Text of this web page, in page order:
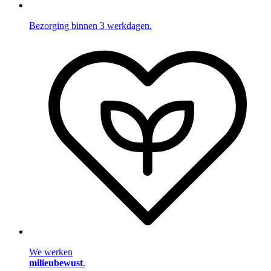
Bezorging binnen 3 werkdagen.
We werken
milieubewust.